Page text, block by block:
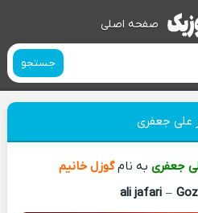
صفحه اصلی
جستجو
علی جعفری
جعفری به نامگوزل خانیم
ali jafari –